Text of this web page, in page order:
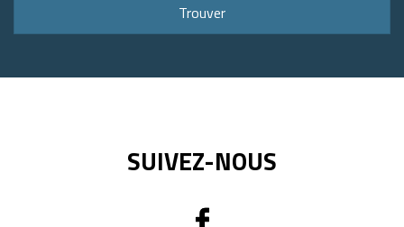
Trouver
SUIVEZ-NOUS